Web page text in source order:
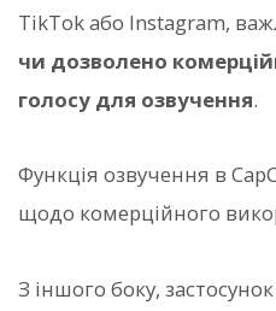
TikTok або Instagram,
чи дозволено
голосу для озвучення.
Функція озвучення в
щодо комерційного
З іншого боку,